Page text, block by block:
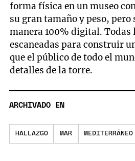
forma física en un museo
su gran tamaño y peso, pero
manera 100% digital. Todas
escaneadas para construir
que el público de todo el
detalles de la torre.
ARCHIVADO EN
HALLAZGO MAR MEDITERRÁNEO